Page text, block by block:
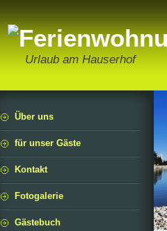
Urlaub am Hauserhof
Über uns
für unser Gäste
Kontakt
Fotogalerie
Gästebuch